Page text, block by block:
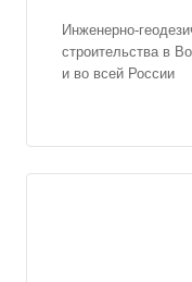
Инженерно-
строительства в
и во всей России